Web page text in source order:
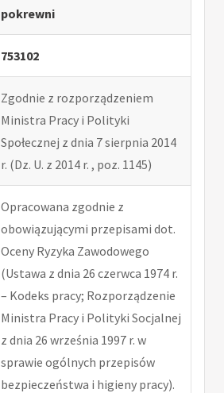
pokrewni
753102
Zgodnie z rozporządzeniem
Ministra Pracy i Polityki
Społecznej z dnia 7 sierpnia 2014
r. (Dz. U. z 2014 r. , poz. 1145)
Opracowana zgodnie z
obowiązującymi przepisami dot.
Oceny Ryzyka Zawodowego
(Ustawa z dnia 26 czerwca 1974 r.
– Kodeks pracy; Rozporządzenie
Ministra Pracy i Polityki Socjalnej
z dnia 26 września 1997 r. w
sprawie ogólnych przepisów
bezpieczeństwa i higieny pracy).